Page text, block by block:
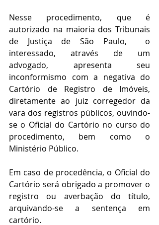
Nesse procedimento, que é
autorizado na maioria dos Tribunais
de Justiça de São Paulo,  o
interessado, através de um
advogado, apresenta seu
inconformismo com a negativa do
Cartório de Registro de Imóveis,
diretamente ao juiz corregedor da
vara dos registros públicos, ouvindo-
se o Oficial do Cartório no curso do
procedimento, bem como o
Ministério Público.
Em caso de procedência, o Oficial do
Cartório será obrigado a promover o
registro ou averbação do título,
arquivando-se a sentença em
cartório.